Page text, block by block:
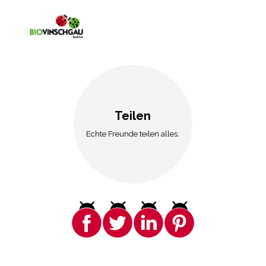
Teilen
Echte Freunde teilen alles.